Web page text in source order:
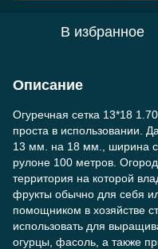
В избранное
Описание
Огуречная сетка 13*18
проста в использовании.
13 мм. на 18 мм., ширина
рулоне 100 метров.
территория на которой
фрукты обычно для себя
помощником в хозяйстве
использовать для
огурцы, фасоль, а также